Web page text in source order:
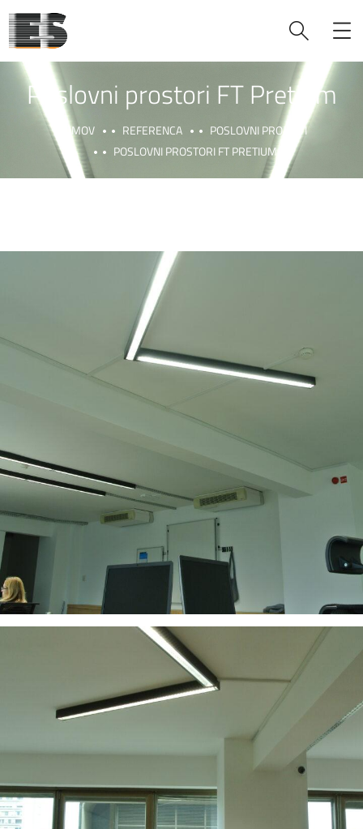
Poslovni prostori FT Pretium
DOMOV REFERENCA
POSLOVNI PROJEKTI
POSLOVNI PROSTORI FT PRETIUM